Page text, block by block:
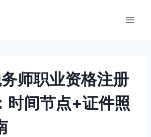
师职业资格注册
时间节点+证件照